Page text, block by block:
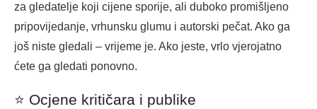
za gledatelje koji cijene sporije, ali duboko promišljeno
pripovijedanje, vrhunsku glumu i autorski pečat. Ako ga
još niste gledali – vrijeme je. Ako jeste, vrlo vjerojatno
ćete ga gledati ponovno.
⭐ Ocjene kritičara i publike